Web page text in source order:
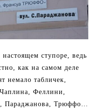
ступоре, ведь
как на самом деле
немало табличек,
Феллини,
Параджанова, Трюффо…